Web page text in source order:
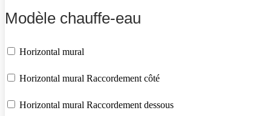
Modèle chauffe-eau
Horizontal mural
Horizontal mural Raccordement côté
Horizontal mural Raccordement dessous